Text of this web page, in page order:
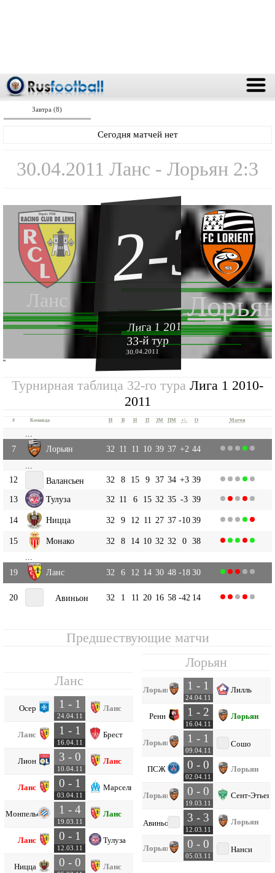
Завтра (8)
Сегодня матчей нет
30.04.2011 Ланс - Лорьян 2:3
Ланс
2-3
Лига 1 2010-2011
33-й тур
30.04.2011
''
Турнирная таблица 32-го тура Лига 1 2010-
2011
# Команда И В Н П ЗМ ПМ +|- О Матчи
7
Лорьян 32 11 11 10 39 37 +2 44
12
Валансьен 32 8 15 9 37 34 +3 39
13
Тулуза 32 11 6 15 32 35 -3 39
14 Ницца 32 9 12 11 27 37 -10 39
15 Монако 32 8 14 10 32 32 0 38
19
Ланс 32 6 12 14 30 48 -18 30
20 Авиньон 32 1 11 20 16 58 -42 14
Предшествующие матчи
Ланс
Осер 1 - 1
24.04.11
Ланс
Ланс 1 - 1
16.04.11
Брест
Лион 3 - 0
10.04.11
Ланс
Ланс 0 - 1
03.04.11
Марсель
Монпелье 1 - 4
19.03.11
Ланс
Ланс 0 - 1
12.03.11
Тулуза
Ницца 0 - 0 Ланс
Лорьян
Лорьян 1 - 1
24.04.11
Лилль
Ренн 1 - 2
16.04.11
Лорьян
Лорьян 1 - 1
09.04.11
Сошо
ПСЖ 0 - 0
02.04.11
Лорьян
Лорьян 0 - 0
19.03.11
Сент-Этьен
Авиньон 3 - 3
12.03.11
Лорьян
Лорьян 0 - 0
05.03.11
Нанси